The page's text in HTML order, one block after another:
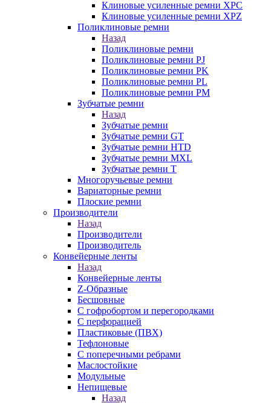
Клиновые усиленные ремни XPC
Клиновые усиленные ремни XPZ
Поликлиновые ремни
Назад
Поликлиновые ремни
Поликлиновые ремни PJ
Поликлиновые ремни PK
Поликлиновые ремни PL
Поликлиновые ремни PM
Зубчатые ремни
Назад
Зубчатые ремни
Зубчатые ремни GT
Зубчатые ремни HTD
Зубчатые ремни MXL
Зубчатые ремни Т
Многоручьевые ремни
Вариаторные ремни
Плоские ремни
Производители
Назад
Производители
Производитель
Конвейерные ленты
Назад
Конвейерные ленты
Z-Образные
Бесшовные
С гофробортом и перегородками
С перфорацией
Пластиковые (ПВХ)
Тефлоновые
С поперечными ребрами
Маслостойкие
Модульные
Непищевые
Назад